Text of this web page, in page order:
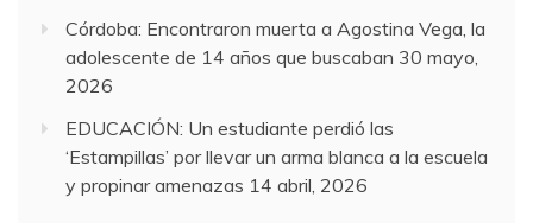
Córdoba: Encontraron muerta a Agostina Vega, la
adolescente de 14 años que buscaban 30 mayo,
2026
EDUCACIÓN: Un estudiante perdió las
‘Estampillas’ por llevar un arma blanca a la escuela
y propinar amenazas 14 abril, 2026